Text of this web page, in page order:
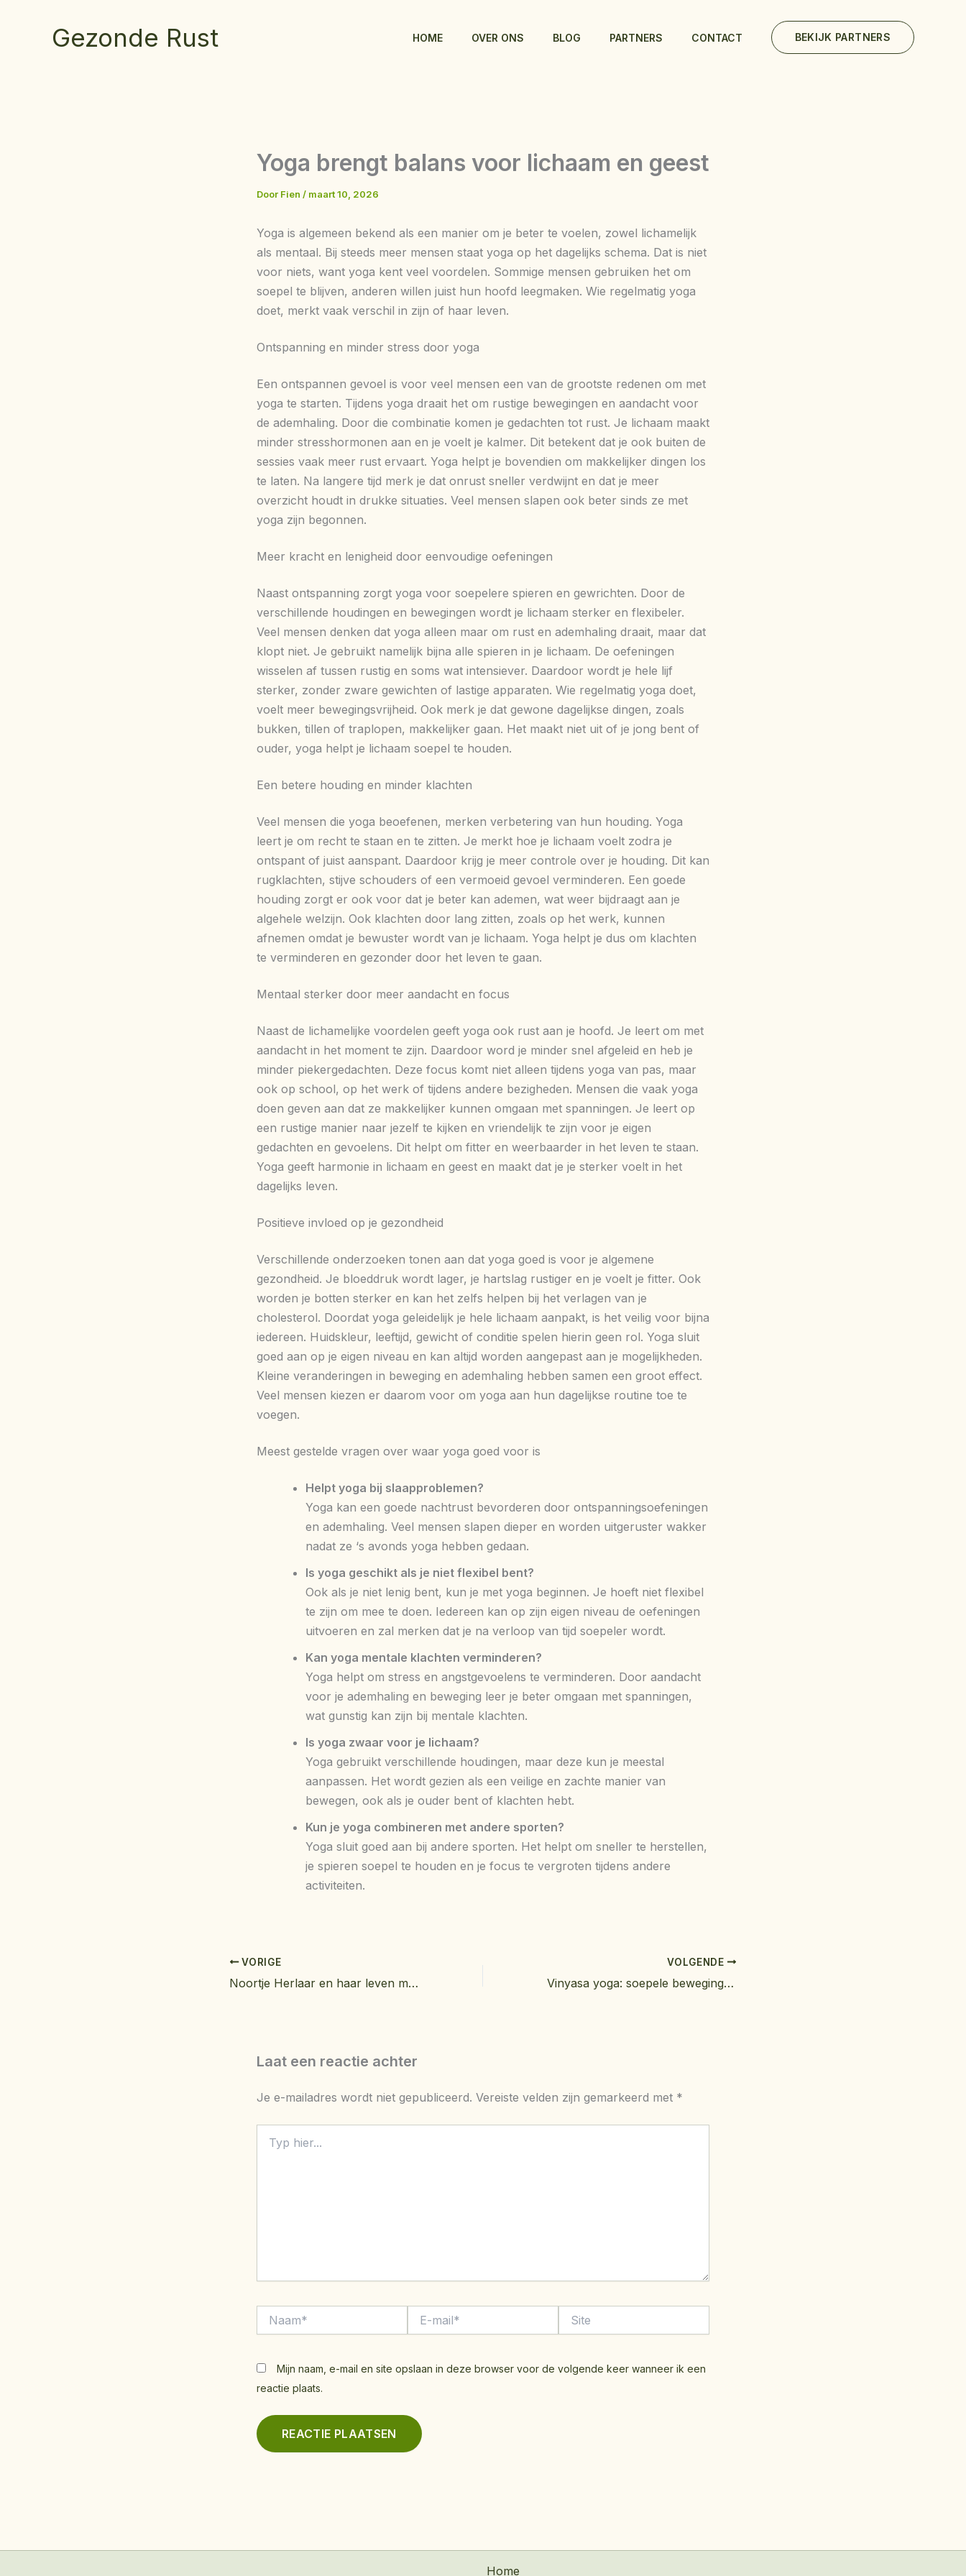
Gezonde Rust HOME OVER ONS BLOG PARTNERS CONTACT BEKIJK PARTNERS
Yoga brengt balans voor lichaam en geest
Door Fien / maart 10, 2026
Yoga is algemeen bekend als een manier om je beter te voelen, zowel lichamelijk
als mentaal. Bij steeds meer mensen staat yoga op het dagelijks schema. Dat is niet
voor niets, want yoga kent veel voordelen. Sommige mensen gebruiken het om
soepel te blijven, anderen willen juist hun hoofd leegmaken. Wie regelmatig yoga
doet, merkt vaak verschil in zijn of haar leven.
Ontspanning en minder stress door yoga
Een ontspannen gevoel is voor veel mensen een van de grootste redenen om met
yoga te starten. Tijdens yoga draait het om rustige bewegingen en aandacht voor
de ademhaling. Door die combinatie komen je gedachten tot rust. Je lichaam maakt
minder stresshormonen aan en je voelt je kalmer. Dit betekent dat je ook buiten de
sessies vaak meer rust ervaart. Yoga helpt je bovendien om makkelijker dingen los
te laten. Na langere tijd merk je dat onrust sneller verdwijnt en dat je meer
overzicht houdt in drukke situaties. Veel mensen slapen ook beter sinds ze met
yoga zijn begonnen.
Meer kracht en lenigheid door eenvoudige oefeningen
Naast ontspanning zorgt yoga voor soepelere spieren en gewrichten. Door de
verschillende houdingen en bewegingen wordt je lichaam sterker en flexibeler.
Veel mensen denken dat yoga alleen maar om rust en ademhaling draait, maar dat
klopt niet. Je gebruikt namelijk bijna alle spieren in je lichaam. De oefeningen
wisselen af tussen rustig en soms wat intensiever. Daardoor wordt je hele lijf
sterker, zonder zware gewichten of lastige apparaten. Wie regelmatig yoga doet,
voelt meer bewegingsvrijheid. Ook merk je dat gewone dagelijkse dingen, zoals
bukken, tillen of traplopen, makkelijker gaan. Het maakt niet uit of je jong bent of
ouder, yoga helpt je lichaam soepel te houden.
Een betere houding en minder klachten
Veel mensen die yoga beoefenen, merken verbetering van hun houding. Yoga
leert je om recht te staan en te zitten. Je merkt hoe je lichaam voelt zodra je
ontspant of juist aanspant. Daardoor krijg je meer controle over je houding. Dit kan
rugklachten, stijve schouders of een vermoeid gevoel verminderen. Een goede
houding zorgt er ook voor dat je beter kan ademen, wat weer bijdraagt aan je
algehele welzijn. Ook klachten door lang zitten, zoals op het werk, kunnen
afnemen omdat je bewuster wordt van je lichaam. Yoga helpt je dus om klachten
te verminderen en gezonder door het leven te gaan.
Mentaal sterker door meer aandacht en focus
Naast de lichamelijke voordelen geeft yoga ook rust aan je hoofd. Je leert om met
aandacht in het moment te zijn. Daardoor word je minder snel afgeleid en heb je
minder piekergedachten. Deze focus komt niet alleen tijdens yoga van pas, maar
ook op school, op het werk of tijdens andere bezigheden. Mensen die vaak yoga
doen geven aan dat ze makkelijker kunnen omgaan met spanningen. Je leert op
een rustige manier naar jezelf te kijken en vriendelijk te zijn voor je eigen
gedachten en gevoelens. Dit helpt om fitter en weerbaarder in het leven te staan.
Yoga geeft harmonie in lichaam en geest en maakt dat je je sterker voelt in het
dagelijks leven.
Positieve invloed op je gezondheid
Verschillende onderzoeken tonen aan dat yoga goed is voor je algemene
gezondheid. Je bloeddruk wordt lager, je hartslag rustiger en je voelt je fitter. Ook
worden je botten sterker en kan het zelfs helpen bij het verlagen van je
cholesterol. Doordat yoga geleidelijk je hele lichaam aanpakt, is het veilig voor bijna
iedereen. Huidskleur, leeftijd, gewicht of conditie spelen hierin geen rol. Yoga sluit
goed aan op je eigen niveau en kan altijd worden aangepast aan je mogelijkheden.
Kleine veranderingen in beweging en ademhaling hebben samen een groot effect.
Veel mensen kiezen er daarom voor om yoga aan hun dagelijkse routine toe te
voegen.
Meest gestelde vragen over waar yoga goed voor is
Helpt yoga bij slaapproblemen?
Yoga kan een goede nachtrust bevorderen door ontspanningsoefeningen
en ademhaling. Veel mensen slapen dieper en worden uitgeruster wakker
nadat ze ‘s avonds yoga hebben gedaan.
Is yoga geschikt als je niet flexibel bent?
Ook als je niet lenig bent, kun je met yoga beginnen. Je hoeft niet flexibel
te zijn om mee te doen. Iedereen kan op zijn eigen niveau de oefeningen
uitvoeren en zal merken dat je na verloop van tijd soepeler wordt.
Kan yoga mentale klachten verminderen?
Yoga helpt om stress en angstgevoelens te verminderen. Door aandacht
voor je ademhaling en beweging leer je beter omgaan met spanningen,
wat gunstig kan zijn bij mentale klachten.
Is yoga zwaar voor je lichaam?
Yoga gebruikt verschillende houdingen, maar deze kun je meestal
aanpassen. Het wordt gezien als een veilige en zachte manier van
bewegen, ook als je ouder bent of klachten hebt.
Kun je yoga combineren met andere sporten?
Yoga sluit goed aan bij andere sporten. Het helpt om sneller te herstellen,
je spieren soepel te houden en je focus te vergroten tijdens andere
activiteiten.
VORIGE
Noortje Herlaar en haar leven met partner Barry Atsma
VOLGENDE
Vinyasa yoga: soepele beweging en bewuste ademhaling
Laat een reactie achter
Je e-mailadres wordt niet gepubliceerd. Vereiste velden zijn gemarkeerd met *
hier...
mail*
Mijn naam, e-mail en site opslaan in deze browser voor de volgende keer wanneer ik een
reactie plaats.
Home